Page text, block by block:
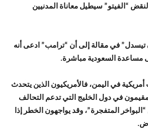
“الفيتو” سيطيل معاناة المدنيين
في مقالة إلى أن “ترامب” ادعى أنه
مساعدة السعودية مباشرة.
أمريكية في اليمن، فالأمريكيون الذين يتحدث
في دول الخليج التي تدعم التحالف
المتفجرة”، وقد يواجهون الخطر إذا